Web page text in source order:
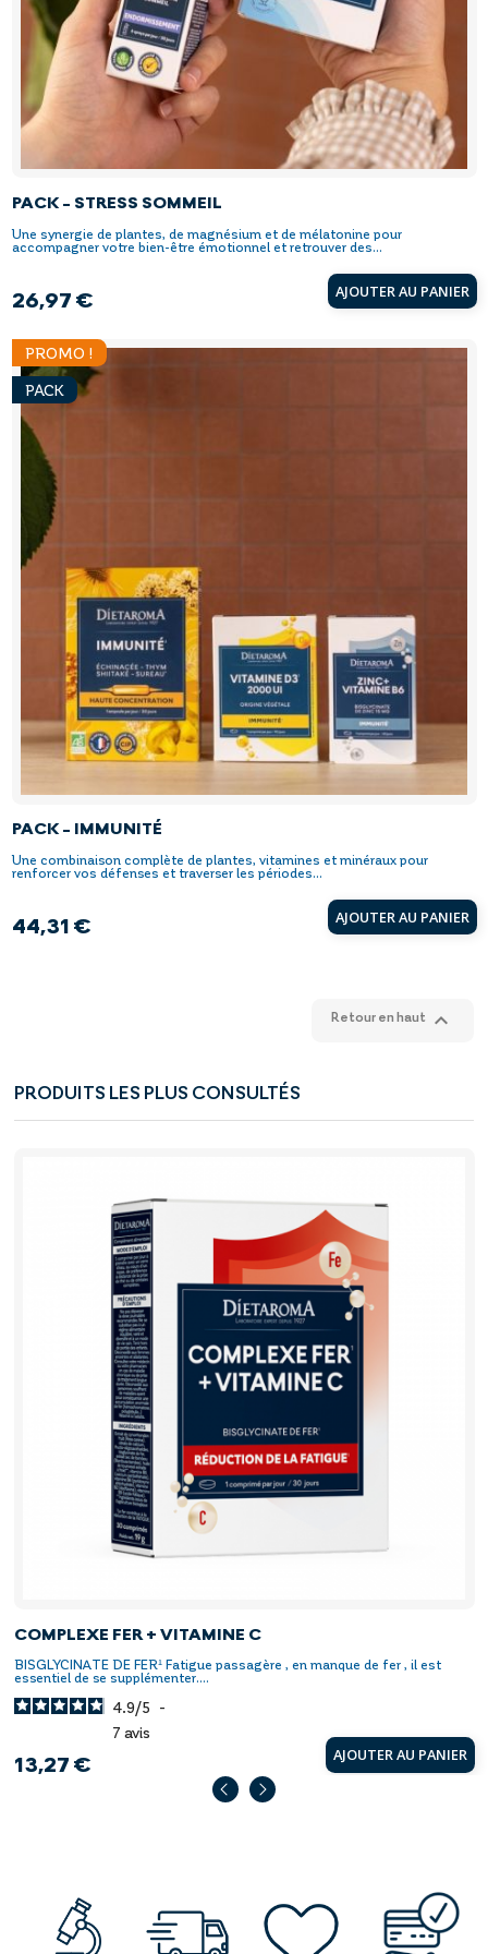
PACK - STRESS SOMMEIL
Une synergie de plantes, de magnésium et de mélatonine pour
accompagner votre bien-être émotionnel et retrouver des...
Prix
26,97 € AJOUTER AU PANIER
PACK - IMMUNITÉ
Une combinaison complète de plantes, vitamines et minéraux pour
renforcer vos défenses et traverser les périodes...
Prix
44,31 € AJOUTER AU PANIER
PROMO !
PACK
Retour en haut 
PRODUITS LES PLUS CONSULTÉS
COMPLEXE FER + VITAMINE C
BISGLYCINATE DE FER¹ Fatigue passagère , en manque de fer , il est
essentiel de se supplémenter....
Prix
13,27 € AJOUTER AU PANIER
4.9/5 -
7 avis